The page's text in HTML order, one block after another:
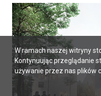
W ramach naszej witryny
Kontynuując przeglądanie
używanie przez nas plików